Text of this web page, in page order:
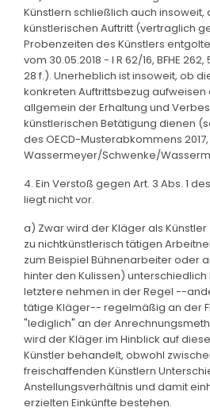
Künstlern schließlich auch
künstlerischen Auftritt (vertraglich
Probenzeiten des Künstlers
vom 30.05.2018 - I R 62/16, BFHE 262,
28 f.). Unerheblich ist insoweit, ob
konkreten Auftrittsbezug
allgemein der Erhaltung und
künstlerischen Betätigung dienen (so
des OECD-Musterabkommens 2017,
Wassermeyer/Schwenke/
4. Ein Verstoß gegen Art. 3 Abs. 1
liegt nicht vor.
a) Zwar wird der Kläger als
zu nichtkünstlerisch tätigen
zum Beispiel Bühnenarbeiter oder
hinter den Kulissen)
letztere nehmen in der Regel --
tätige Kläger-- regelmäßig an der
"lediglich" an der
wird der Kläger im Hinblick auf
Künstler behandelt, obwohl
freischaffenden Künstlern
Anstellungsverhältnis und damit
erzielten Einkünfte bestehen.